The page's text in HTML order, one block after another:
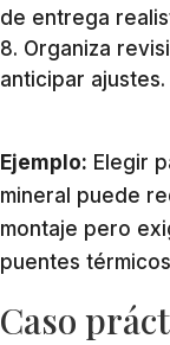
de entrega
Organiza
anticipar ajustes.
Ejemplo: Elegir
mineral puede
montaje pero
puentes
Caso